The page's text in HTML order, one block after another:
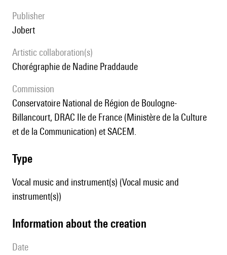
publisher
Jobert
Artistic collaboration(s)
chorégraphie de Nadine Praddaude
Commission
Conservatoire National de Région de Boulogne-
Billancourt, DRAC Ile de France (Ministère de la Culture
et de la Communication) et SACEM.
type
Vocal music and instrument(s) (Vocal music and
instrument(s))
information about the creation
date